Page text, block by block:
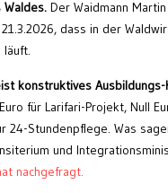
Waldes. Der Waidmann
21.3.2026, dass in der
läuft.
konstruktives Ausbildungs-
für Larifari-Projekt, Null
24-Stundenpflege. Was
und
nachgefragt.